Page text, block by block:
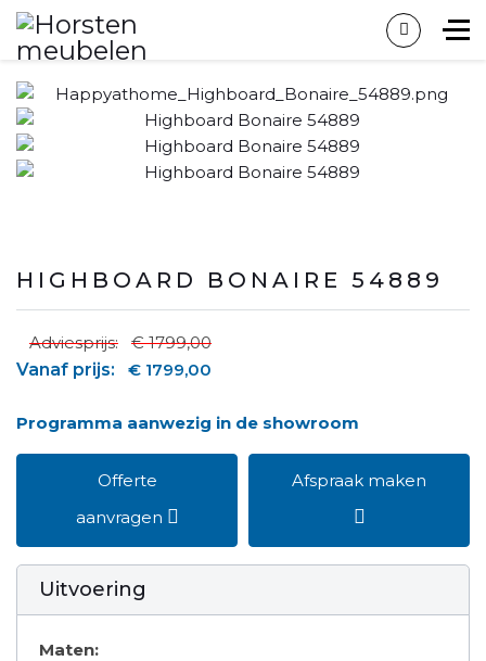
HIGHBOARD BONAIRE 54889
Adviesprijs:
€ 1799,00
Vanaf prijs:
€ 1799,00
Programma aanwezig in de showroom
Offerte
aanvragen
Afspraak maken
Uitvoering
Maten: